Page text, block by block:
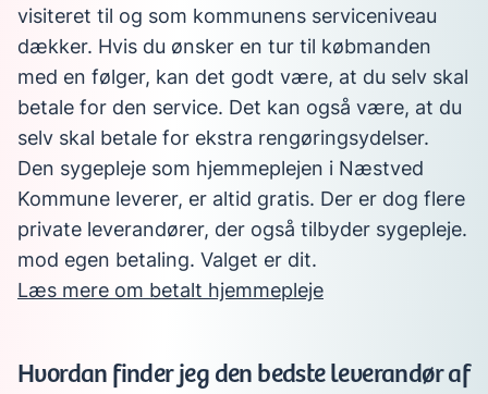
visiteret til og som kommunens serviceniveau
dækker. Hvis du ønsker en tur til købmanden
med en følger, kan det godt være, at du selv skal
betale for den service. Det kan også være, at du
selv skal betale for ekstra rengøringsydelser.
Den sygepleje som hjemmeplejen i Næstved
Kommune leverer, er altid gratis. Der er dog flere
private leverandører, der også tilbyder sygepleje.
mod egen betaling. Valget er dit.
Læs mere om betalt hjemmepleje
Hvordan finder jeg den bedste leverandør af